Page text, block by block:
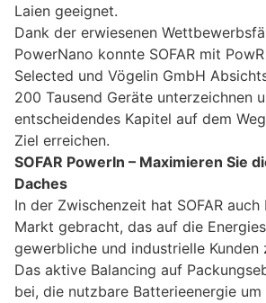
Laien geeignet.
Dank der erwiesenen
PowerNano konnte SOFAR mit
Selected und Vögelin GmbH
200 Tausend Geräte unterzeichnen
entscheidendes Kapitel auf dem
Ziel erreichen.
SOFAR PowerIn – Maximieren Sie
Daches
In der Zwischenzeit hat SOFAR
Markt gebracht, das auf die
gewerbliche und industrielle Kunden
Das aktive Balancing auf
bei, die nutzbare Batterieenergie um